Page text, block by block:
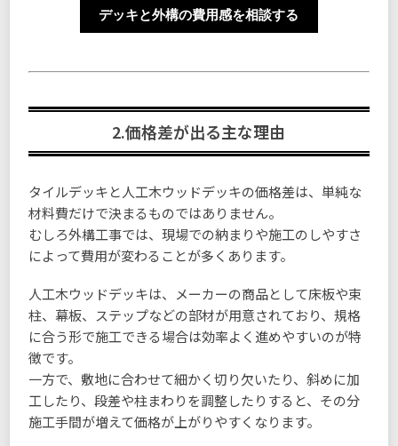
デッキと外構の費用感を相談する
2.価格差が出る主な理由
タイルデッキと人工木ウッドデッキの価格差は、単純な
材料費だけで決まるものではありません。
むしろ外構工事では、現場での納まりや施工のしやすさ
によって費用が変わることが多くあります。
人工木ウッドデッキは、メーカーの商品として床板や束
柱、幕板、ステップなどの部材が用意されており、規格
に合う形で施工できる場合は効率よく進めやすいのが特
徴です。
一方で、敷地に合わせて細かく切り欠いたり、斜めに加
工したり、段差や柱まわりを調整したりすると、その分
施工手間が増えて価格が上がりやすくなります。